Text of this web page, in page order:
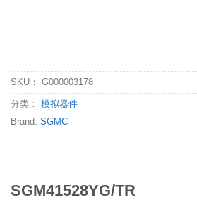
SKU： G000003178
分类： 模拟器件
Brand: SGMC
SGM41528YG/TR